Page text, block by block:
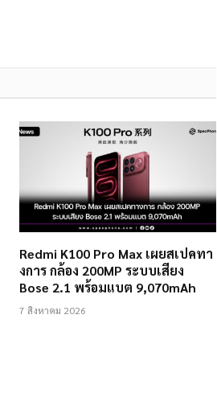
Redmi K100 Pro Max เผยสเปคทา
งการ กล้อง 200MP ระบบเสียง
Bose 2.1 พร้อมแบต 9,070mAh
7 สิงหาคม 2026